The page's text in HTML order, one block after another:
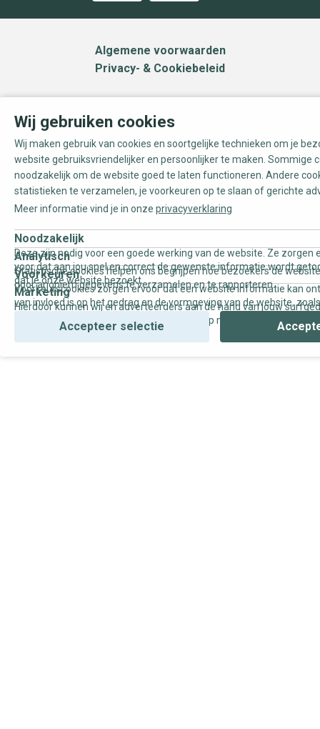
Algemene voorwaarden
Privacy- & Cookiebeleid
Wij gebruiken cookies
Wij maken gebruik van cookies en soortgelijke technieken om je
website gebruiksvriendelijker en persoonlijker te maken. Sommige
noodzakelijk om de website goed te laten functioneren. Andere
statistieken te verzamelen, je voorkeuren op te slaan of gerichte
Meer informatie vind je in onze privacyverklaring
Noodzakelijk
Deze zijn nodig voor een goede werking van de website. Ze zorgen
voor dat aan jou snel en correct de gewenste informatie wordt
dat je onze website bezoekt.
Analytisch
Statistische cookies helpen ons begrijpen hoe bezoekers de
door anoniem gegevens te verzamelen en te rapporteren.
Voorkeuren
Voorkeurscookies zorgen ervoor dat een website informatie kan
van invloed is op het gedrag en de vormgeving van de website,
Marketing
Hierdoor kunnen wij en adverteerders aan de hand van jouw
gepersonaliseerde online advertenties en op maat gemaakte
Accepteer selectie